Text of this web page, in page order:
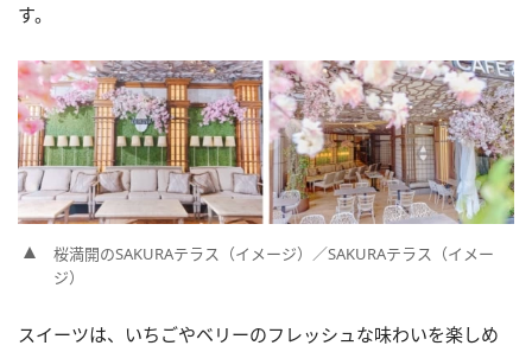
す。
桜満開のSAKURAテラス（イメージ）／SAKURAテラス（イメー
ジ）
スイーツは、いちごやベリーのフレッシュな味わいを楽しめ